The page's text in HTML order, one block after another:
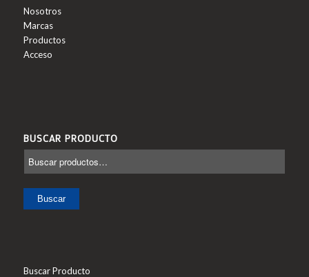
Nosotros
Marcas
Productos
Acceso
BUSCAR PRODUCTO
Buscar
Buscar Producto